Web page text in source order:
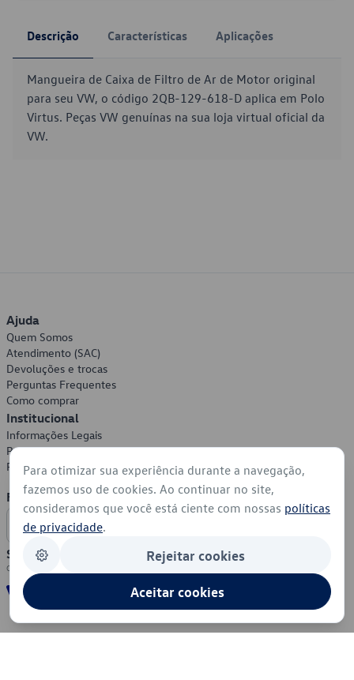
Descrição Características Aplicações
Mangueira de Caixa de Filtro de Ar de Motor original
para seu VW, o código 2QB-129-618-D aplica em Polo
Virtus. Peças VW genuínas na sua loja virtual oficial da
VW.
Ajuda
Quem Somos
Atendimento (SAC)
Devoluções e trocas
Perguntas Frequentes
Como comprar
Institucional
Informações Legais
Política de Privacidade
Política de Cookies
Formas de Pagamento
Segurança
Para otimizar sua experiência durante a navegação,
fazemos uso de cookies. Ao continuar no site,
consideramos que você está ciente com nossas políticas
de privacidade.
Rejeitar cookies
Aceitar cookies